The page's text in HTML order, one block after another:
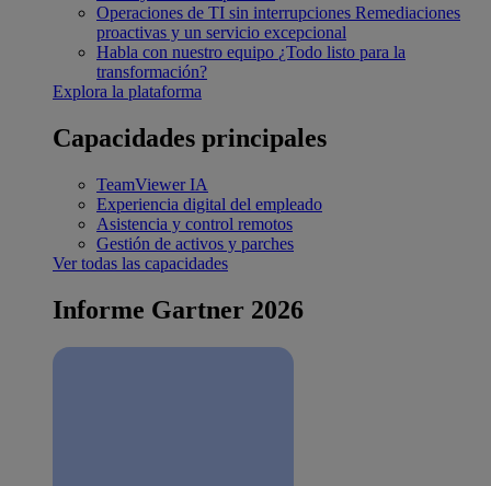
Operaciones de TI sin interrupciones Remediaciones
proactivas y un servicio excepcional
Habla con nuestro equipo ¿Todo listo para la
transformación?
Explora la plataforma
Capacidades principales
TeamViewer IA
Experiencia digital del empleado
Asistencia y control remotos
Gestión de activos y parches
Ver todas las capacidades
Informe Gartner 2026